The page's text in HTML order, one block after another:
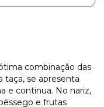
combinação das
taça, se apresenta
e continua. No nariz,
e frutas